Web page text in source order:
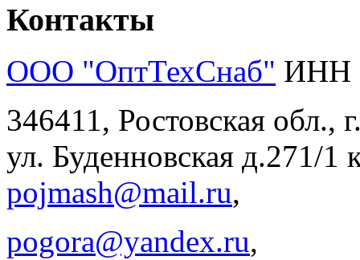
Контакты
ООО "ОптТехСнаб" ИНН
346411, Ростовская обл.,
ул. Буденновская д.271/1
pojmash@mail.ru,
pogora@yandex.ru,